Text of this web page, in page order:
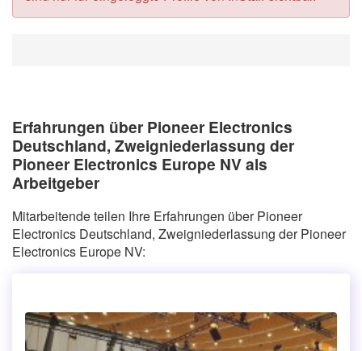
Erfahrungen über Pioneer Electronics
Deutschland, Zweigniederlassung der
Pioneer Electronics Europe NV als
Arbeitgeber
Mitarbeitende teilen Ihre Erfahrungen über Pioneer
Electronics Deutschland, Zweigniederlassung der Pioneer
Electronics Europe NV: